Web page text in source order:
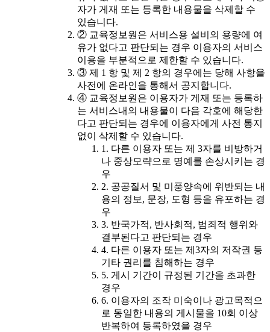
자가 게재 또는 등록한 내용물을 삭제할 수
있습니다.
② 교육정보원은 서비스용 설비의 용량에 여
유가 없다고 판단되는 경우 이용자의 서비스
이용을 부분적으로 제한할 수 있습니다.
③ 제 1 항 및 제 2 항의 경우에는 당해 사항을
사전에 온라인을 통해서 공지합니다.
④ 교육정보원은 이용자가 게재 또는 등록하
는 서비스내의 내용물이 다음 각호에 해당한
다고 판단되는 경우에 이용자에게 사전 통지
없이 삭제할 수 있습니다.
1. 다른 이용자 또는 제 3자를 비방하거
나 중상모략으로 명예를 손상시키는 경
우
2. 공공질서 및 미풍양속에 위반되는 내
용의 정보, 문장, 도형 등을 유포하는 경
우
3. 반국가적, 반사회적, 범죄적 행위와
결부된다고 판단되는 경우
4. 다른 이용자 또는 제3자의 저작권 등
기타 권리를 침해하는 경우
5. 게시 기간이 규정된 기간을 초과한
경우
6. 이용자의 조작 미숙이나 광고목적으
로 동일한 내용의 게시물을 10회 이상
반복하여 등록하였을 경우